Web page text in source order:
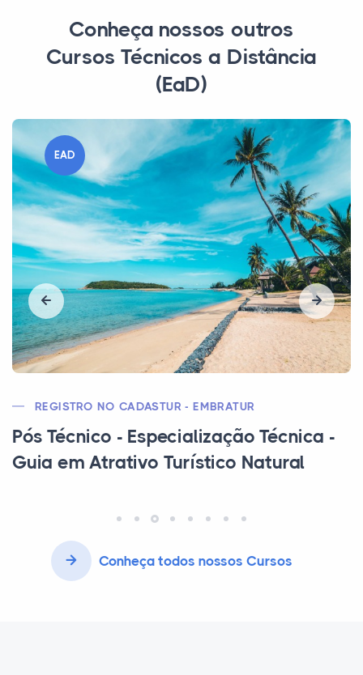
Conheça nossos outros
Cursos Técnicos a Distância
(EaD)
EAD
MEC | CEE | CFA
Curso Técnico em Administração
Conheça todos nossos Cursos